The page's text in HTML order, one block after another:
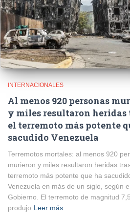
INTERNACIONALES
Al menos 920 personas
y miles resultaron heridas
el terremoto más potente
sacudido Venezuela
Terremotos mortales: al menos 920
murieron y miles resultaron heridas
terremoto más potente que ha
Venezuela en más de un siglo, según el
Gobierno. El terremoto de magnitud
produjo Leer más